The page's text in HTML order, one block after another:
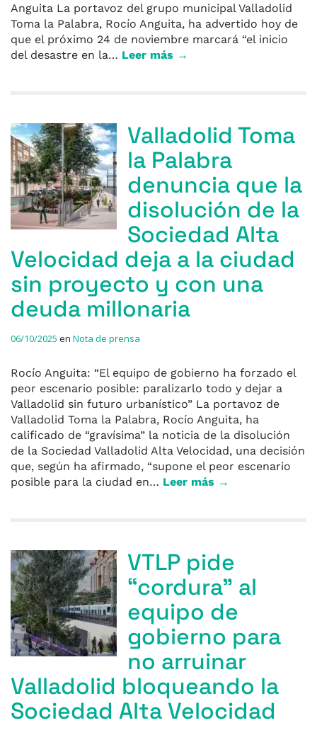
Anguita La portavoz del grupo municipal Valladolid
Toma la Palabra, Rocío Anguita, ha advertido hoy de
que el próximo 24 de noviembre marcará “el inicio
del desastre en la… Leer más →
Valladolid Toma
la Palabra
denuncia que la
disolución de la
Sociedad Alta
Velocidad deja a la ciudad
sin proyecto y con una
deuda millonaria
06/10/2025 en Nota de prensa
Rocío Anguita: “El equipo de gobierno ha forzado el
peor escenario posible: paralizarlo todo y dejar a
Valladolid sin futuro urbanístico” La portavoz de
Valladolid Toma la Palabra, Rocío Anguita, ha
calificado de “gravísima” la noticia de la disolución
de la Sociedad Valladolid Alta Velocidad, una decisión
que, según ha afirmado, “supone el peor escenario
posible para la ciudad en… Leer más →
VTLP pide
“cordura” al
equipo de
gobierno para
no arruinar
Valladolid bloqueando la
Sociedad Alta Velocidad